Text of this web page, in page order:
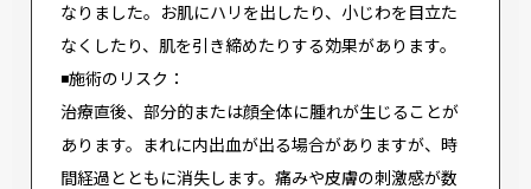
なりました。お肌にハリを出したり、小じわを目立た
なくしたり、肌を引き締めたりする効果があります。
◾️施術のリスク：
治療直後、部分的または顔全体に腫れが生じることが
あります。まれに内出血が出る場合がありますが、時
間経過とともに消失します。痛みや皮膚の刺激感が数